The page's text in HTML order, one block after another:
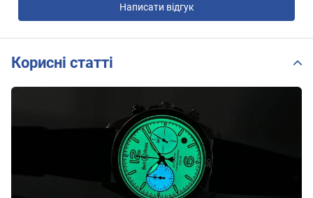
Написати відгук
Корисні статті